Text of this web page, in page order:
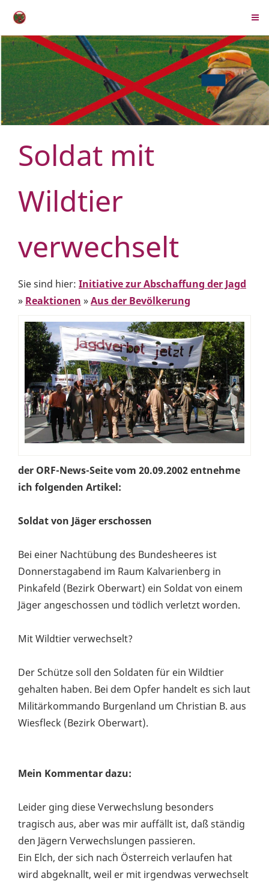
Soldat mit
Wildtier
verwechselt
Sie sind hier: Initiative zur Abschaffung der Jagd
» Reaktionen »Aus der Bevölkerung
der ORF-News-Seite vom 20.09.2002 entnehme
ich folgenden Artikel:
Soldat von Jäger erschossen
Bei einer Nachtübung des Bundesheeres ist
Donnerstagabend im Raum Kalvarienberg in
Pinkafeld (Bezirk Oberwart) ein Soldat von einem
Jäger angeschossen und tödlich verletzt worden.
Mit Wildtier verwechselt?
Der Schütze soll den Soldaten für ein Wildtier
gehalten haben. Bei dem Opfer handelt es sich laut
Militärkommando Burgenland um Christian B. aus
Wiesfleck (Bezirk Oberwart).
Mein Kommentar dazu:
Leider ging diese Verwechslung besonders
tragisch aus, aber was mir auffällt ist, daß ständig
den Jägern Verwechslungen passieren.
Ein Elch, der sich nach Österreich verlaufen hat
wird abgeknallt, weil er mit irgendwas verwechselt